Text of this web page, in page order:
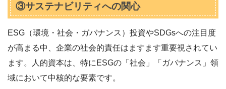
③サステナビリティへの関心
ESG（環境・社会・ガバナンス）投資やSDGsへの注目度
が高まる中、企業の社会的責任はますます重要視されてい
ます。人的資本は、特にESGの「社会」「ガバナンス」領
域において中核的な要素です。